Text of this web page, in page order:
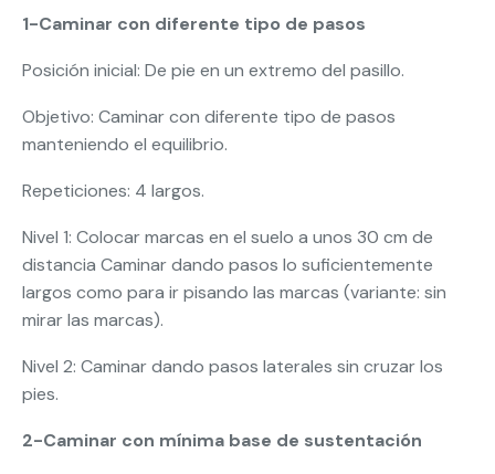
1-Caminar con diferente tipo de pasos
Posición inicial: De pie en un extremo del pasillo.
Objetivo: Caminar con diferente tipo de pasos
manteniendo el equilibrio.
Repeticiones: 4 largos.
Nivel 1: Colocar marcas en el suelo a unos 30 cm de
distancia Caminar dando pasos lo suficientemente
largos como para ir pisando las marcas (variante: sin
mirar las marcas).
Nivel 2: Caminar dando pasos laterales sin cruzar los
pies.
2-Caminar con mínima base de sustentación